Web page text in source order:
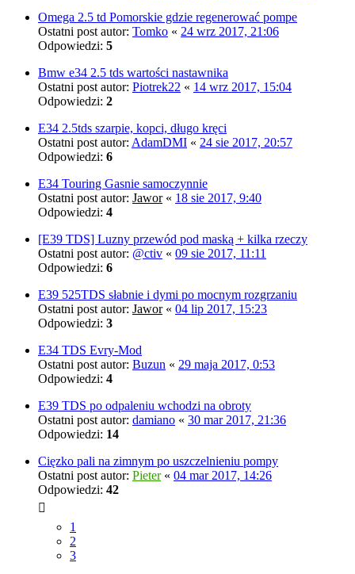
Omega 2.5 td Pomorskie gdzie regenerować pompe
Ostatni post autor: Tomko « 24 wrz 2017, 21:06
Odpowiedzi: 5
Bmw e34 2.5 tds wartości nastawnika
Ostatni post autor: Piotrek22 « 14 wrz 2017, 15:04
Odpowiedzi: 2
E34 2.5tds szarpie, kopci, długo kręci
Ostatni post autor: AdamDMI « 24 sie 2017, 20:57
Odpowiedzi: 6
E34 Touring Gasnie samoczynnie
Ostatni post autor: Jawor« 18 sie 2017, 9:40
Odpowiedzi: 4
[E39 TDS] Luzny przewód pod maską + kilka rzeczy
Ostatni post autor: @ctiv « 09 sie 2017, 11:11
Odpowiedzi: 6
E39 525TDS słabnie i dymi po mocnym rozgrzaniu
Ostatni post autor: Jawor« 04 lip 2017, 15:23
Odpowiedzi: 3
E34 TDS Evry-Mod
Ostatni post autor: Buzun « 29 maja 2017, 0:53
Odpowiedzi: 4
E39 TDS po odpaleniu wchodzi na obroty
Ostatni post autor: damiano « 30 mar 2017, 21:36
Odpowiedzi: 14
Cięzko pali na zimnym po uszczelnieniu pompy
Ostatni post autor: Pieter« 04 mar 2017, 14:26
Odpowiedzi: 42
1
2
3